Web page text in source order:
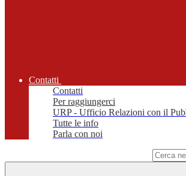
Contatti
Contatti
Per raggiungerci
URP - Ufficio Relazioni con il
Tutte le info
Parla con noi